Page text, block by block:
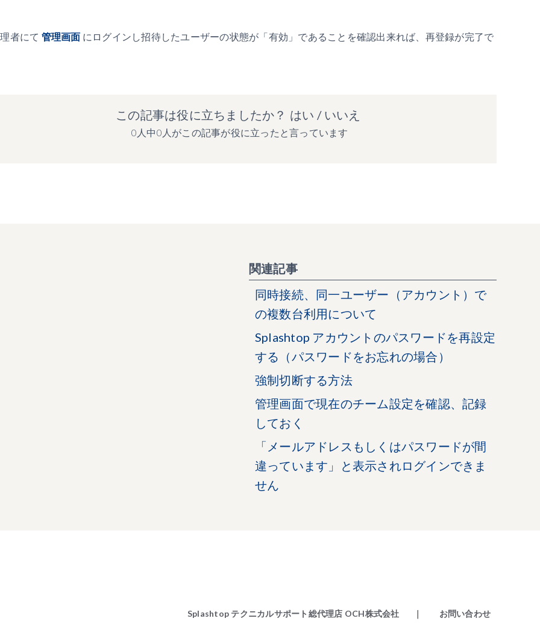
者にて 管理画面 にログインし招待したユーザーの状態が「有効」であることを確認出来れば、再登録が完了で
この記事は役に立ちましたか？ はい / いいえ
0人中0人がこの記事が役に立ったと言っています
関連記事
同時接続、同一ユーザー（アカウント）で
の複数台利用について
Splashtop アカウントのパスワードを再設定
する（パスワードをお忘れの場合）
強制切断する方法
管理画面で現在のチーム設定を確認、記録
しておく
「メールアドレスもしくはパスワードが間
違っています」と表示されログインできま
せん
Splashtop テクニカルサポート総代理店 OCH株式会社 ｜ お問い合わせ